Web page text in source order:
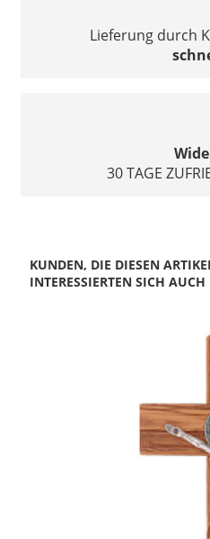
Lieferung durch
30 TAGE
KUNDEN, DIE DIESEN
INTERESSIERTEN SICH